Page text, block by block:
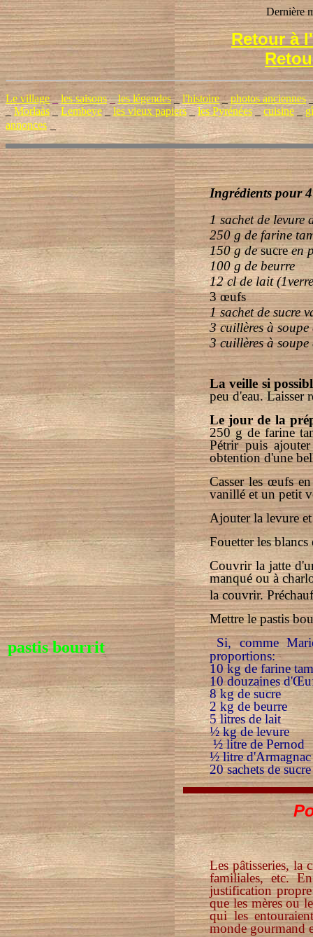
Dernière
Retour à
Le village_les saisons_les légendes_l'histoire_photos anciennes
_Morlaàs_Lembeye_les vieux papiers_les Pyrénées_ cuisine
annonces _
pastis bourrit
Ingrédients pour
1 sachet de levure
250 g de farine
150 g desucreen
100g de beurre
12 cl de lait
3 œufs
1 sachet de
3 cuillères à
3 cuillères à
La veille si
peu d'eau. Laisser
Le jour de la
250 g de farine
Pétrir puis
obtention d'une
Casser les œufs
vanillé et un petit
Ajouter la levure
Fouetter les blancs
Couvrir la jatte
manqué ou à
la couvrir.
Mettre le pastis
Si, comme
proportions:
10 kg de farine
10 douzaines
8 kg de sucre
2 kg de beurre
5 litres de lait
½ kg de levure
½ litre de Pernod
½ litre d'Armagnac
20 sachets de
Les pâtisseries, la
familiales, etc.
justification
que les mères ou
qui les
monde gourmand